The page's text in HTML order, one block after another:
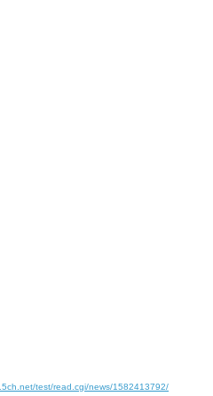
test/read.cgi/news/1582413792/